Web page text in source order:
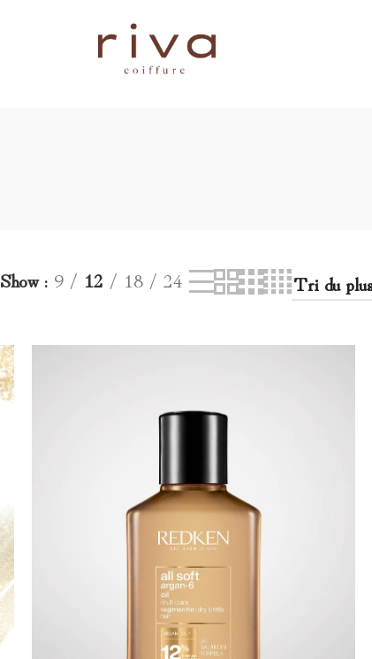
Show 9 12 18 24